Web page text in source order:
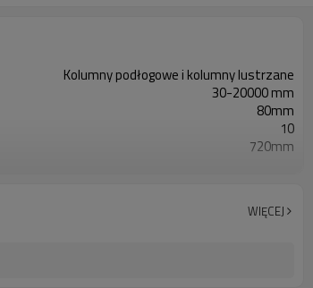
Kolumny podłogowe i kolumny lustrzane
30-20000 mm
80mm
10
720mm
WIĘCEJ